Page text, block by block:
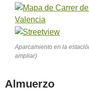
Aparcamiento en la
ampliar)
Almuerzo